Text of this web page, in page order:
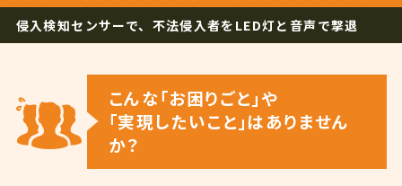
ホーム
商材一覧
侵入検知センサーで、不法侵入者をLED灯と音声で撃退
こんな｢お困りごと｣や
｢実現したいこと｣はありません
か？